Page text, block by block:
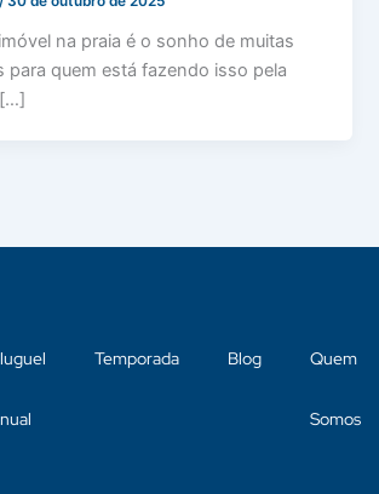
na praia é o sonho de muitas
para quem está fazendo isso pela
Temporada Blog Quem
Somos